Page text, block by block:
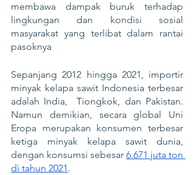
membawa dampak buruk terhadap
lingkungan dan kondisi sosial
masyarakat yang terlibat dalam rantai
pasoknya
Sepanjang 2012 hingga 2021, importir
minyak kelapa sawit Indonesia terbesar
adalah India,  Tiongkok, dan Pakistan.
Namun demikian, secara global Uni
Eropa merupakan konsumen terbesar
ketiga minyak kelapa sawit dunia,
dengan konsumsi sebesar 6.671 juta ton
di tahun 2021.